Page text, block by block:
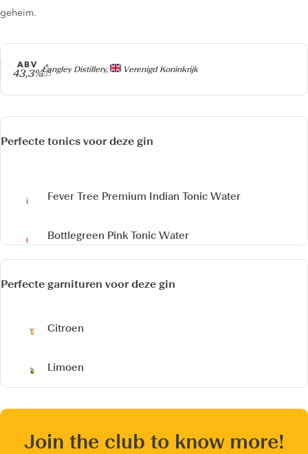
Producer
Langley Distillery, Verenigd Koninkrijk
ABV
43,3%
geheim.
Perfecte tonics voor deze gin
Fever Tree Premium Indian Tonic Water
Bottlegreen Pink Tonic Water
Perfecte garnituren voor deze gin
Citroen
Limoen
Join the club to know more!